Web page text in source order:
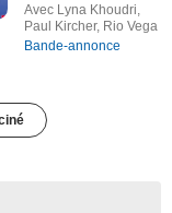
Avec Lyna Khoudri,
Paul Kircher, Rio Vega
Bande-annonce